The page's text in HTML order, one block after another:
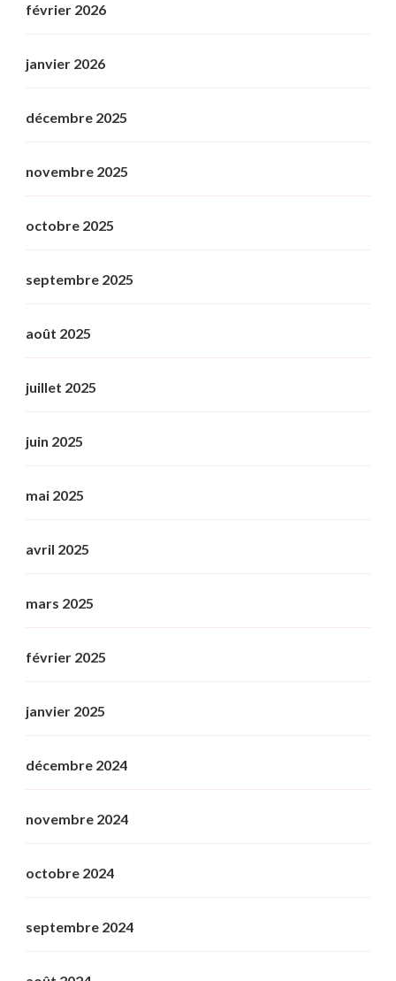
février 2026
janvier 2026
décembre 2025
novembre 2025
octobre 2025
septembre 2025
août 2025
juillet 2025
juin 2025
mai 2025
avril 2025
mars 2025
février 2025
janvier 2025
décembre 2024
novembre 2024
octobre 2024
septembre 2024